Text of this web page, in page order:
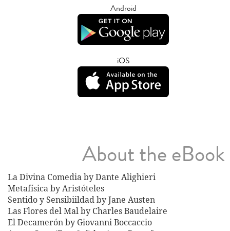
Android
iOS
About the eBook
La Divina Comedia by Dante Alighieri
Metafísica by Aristóteles
Sentido y Sensibiildad by Jane Austen
Las Flores del Mal by Charles Baudelaire
El Decamerón by Giovanni Boccaccio